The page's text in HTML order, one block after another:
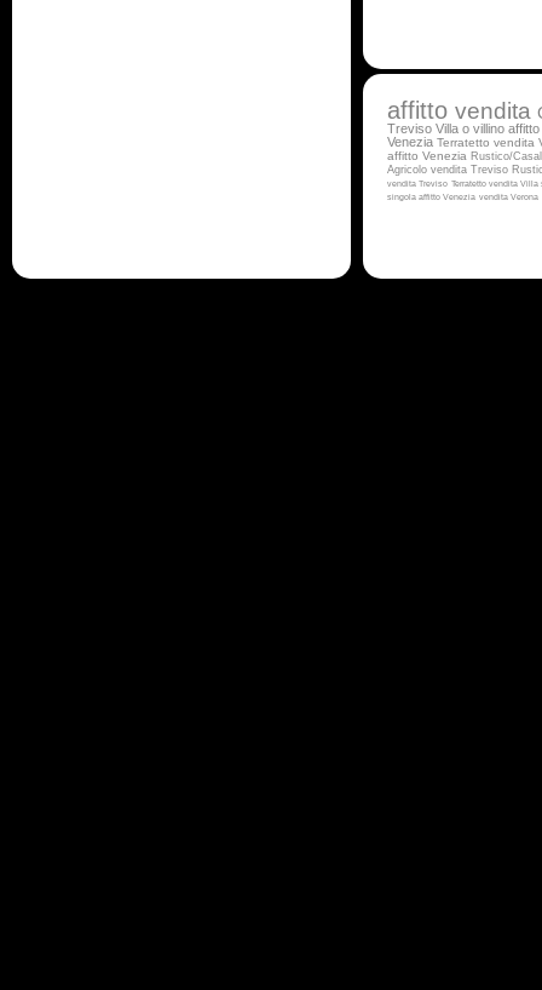
affitto vendita
Treviso Villa o villino
Venezia Terratetto vendita
affitto Venezia Rustico/
Agricolo vendita Treviso
vendita Treviso Terratetto vendita Villa
singola affitto Venezia vendita Verona